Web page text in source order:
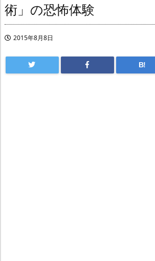
術」の恐怖体験
2015年8月8日
B!